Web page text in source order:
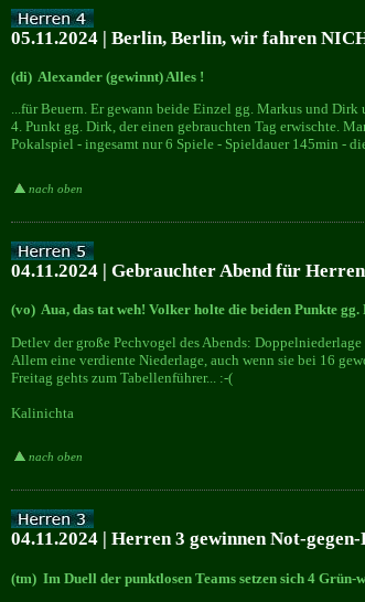
05.11.2024 | Berlin, Berlin, wir fahren
(di) Alexander (gewinnt) Alles !
...für Beuern. Er gewann beide Einzel gg. Markus und
4. Punkt gg. Dirk, der einen gebrauchten Tag erwischte.
Pokalspiel - ingesamt nur 6 Spiele - Spieldauer 145min -
nach oben
04.11.2024 | Gebrauchter Abend für
(vo) Aua, das tat weh! Volker holte die beiden Punkte
Detlev der große Pechvogel des Abends:
Allem eine verdiente Niederlage, auch wenn sie bei 16
Freitag gehts zum Tabellenführer... :-(
Kalinichta
nach oben
04.11.2024 | Herren 3 gewinnen Not-
(tm) Im Duell der punktlosen Teams setzen sich 4 Grün-